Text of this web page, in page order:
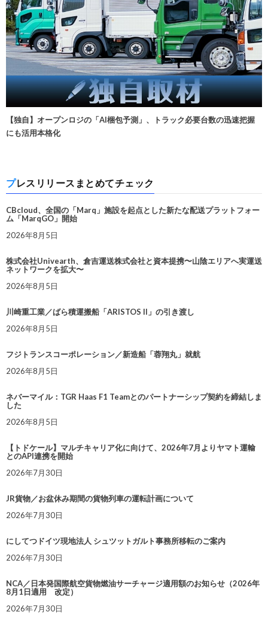
【独自】オープンロジの「AI梱包予測」、トラック必要台数の迅速把握
にも活用本格化
プレスリリースまとめてチェック
CBcloud、全国の「Marq」施設を起点とした新たな配送プラットフォー
ム「MarqGO」開始
2026年8月5日
株式会社Univearth、倉吉運送株式会社と資本提携〜山陰エリアへ実運送
ネットワークを拡大〜
2026年8月5日
川崎重工業／ばら積運搬船「ARISTOS II」の引き渡し
2026年8月5日
フジトランスコーポレーション／新造船「蓉翔丸」就航
2026年8月5日
ネバーマイル：TGR Haas F1 Teamとのパートナーシップ契約を締結しま
した
2026年8月5日
【トドケール】マルチキャリア化に向けて、2026年7月よりヤマト運輸
とのAPI連携を開始
2026年7月30日
JR貨物／お盆休み期間の貨物列車の運転計画について
2026年7月30日
にしてつドイツ現地法人 シュツットガルト事務所移転のご案内
2026年7月30日
NCA／日本発国際航空貨物燃油サーチャージ適用額のお知らせ（2026年
8月1日適用 改定）
2026年7月30日